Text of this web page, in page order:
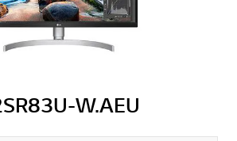
W.AEU